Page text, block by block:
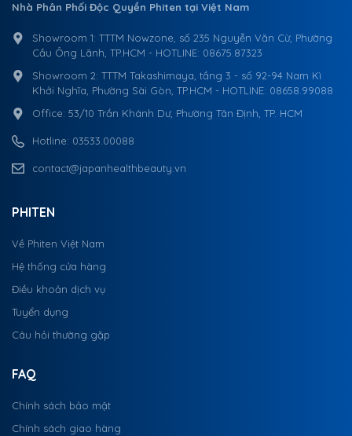
Nhà Phân Phối Độc Quyền Phiten tại Việt Nam
Showroom 1: TTTM Nowzone, số 235 Nguyễn Văn Cừ, Phường
Cầu Ông Lãnh, TP.HCM - HOTLINE: 08675.87323
Showroom 2: TTTM Takashimaya, tầng 3 - số 92-94 Nam Kì
Khởi Nghĩa, Phường Sài Gòn, TP.HCM - HOTLINE: 08658.99088
Office: 53/10 Trần Khánh Dư, Phường Tân Định, TP. HCM
Hotline: 03533.00088
contact@japanhealthbeauty.vn
PHITEN
Về Phiten Việt Nam
Hệ thống cửa hàng
Điều khoản dịch vụ
Tuyển dụng
Câu hỏi thường gặp
FAQ
Chính sách bảo mật
Chính sách giao hàng